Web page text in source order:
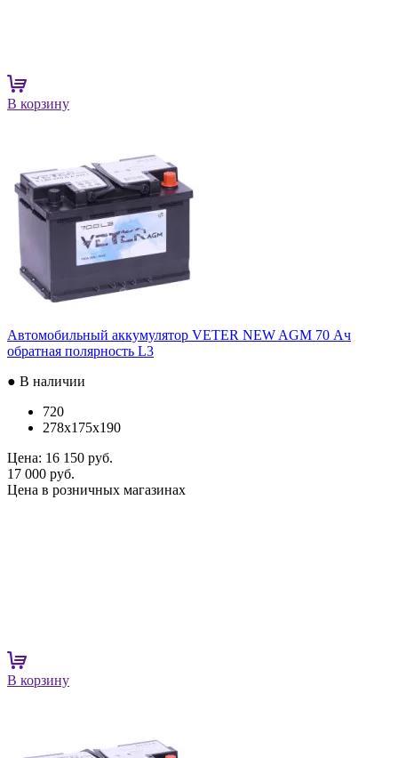
В корзину
Автомобильный аккумулятор VETER NEW AGM 70 Ач
обратная полярность L3
● В наличии
720
278x175x190
Цена: 16 150 руб.
17 000 руб.
Цена в розничных магазинах
В корзину